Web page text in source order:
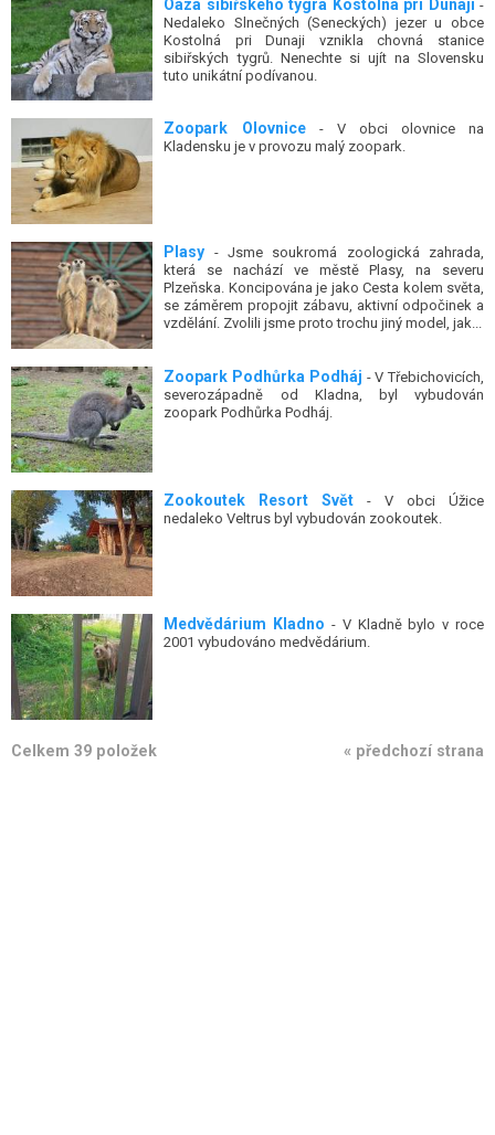
Oáza sibiřského tygra Kostolná pri Dunaji -
Nedaleko Slnečných (Seneckých) jezer u obce
Kostolná pri Dunaji vznikla chovná stanice
sibiřských tygrů. Nenechte si ujít na Slovensku
tuto unikátní podívanou.
Zoopark Olovnice- V obci olovnice na
Kladensku je v provozu malý zoopark.
Plasy - Jsme soukromá zoologická zahrada,
která se nachází ve městě Plasy, na severu
Plzeňska. Koncipována je jako Cesta kolem světa,
se záměrem propojit zábavu, aktivní odpočinek a
vzdělání. Zvolili jsme proto trochu jiný model, jak...
Zoopark Podhůrka Podháj - V Třebichovicích,
severozápadně od Kladna, byl vybudován
zoopark Podhůrka Podháj.
Zookoutek Resort Svět - V obci Úžice
nedaleko Veltrus byl vybudován zookoutek.
Medvědárium Kladno - V Kladně bylo v roce
2001 vybudováno medvědárium.
Celkem 39 položek « předchozí strana